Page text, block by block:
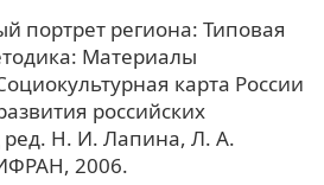
портрет региона: Типовая
Материалы
карта России
российских
ред. Н. И. Лапина, Л. А.
2006.